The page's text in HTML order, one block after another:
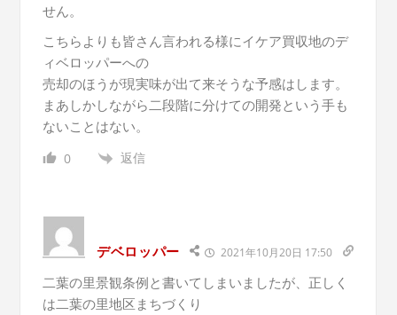
せん。
こちらよりも皆さん言われる様にイケア買収地のデ
ィベロッパーへの
売却のほうが現実味が出て来そうな予感はします。
まあしかしながら二段階に分けての開発という手も
ないことはない。
0 返信
デベロッパー 2021年10月20日 17:50
二葉の里景観条例と書いてしまいましたが、正しく
は二葉の里地区まちづくり